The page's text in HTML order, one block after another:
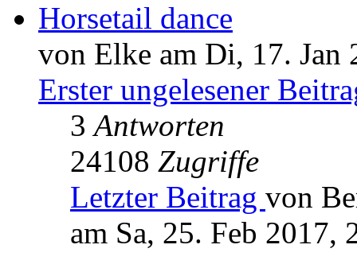
Horsetail dance
von Elke am Di, 17. Jan
Erster ungelesener
3Antworten
24108 Zugriffe
Letzter Beitrag von
am Sa, 25. Feb 2017,